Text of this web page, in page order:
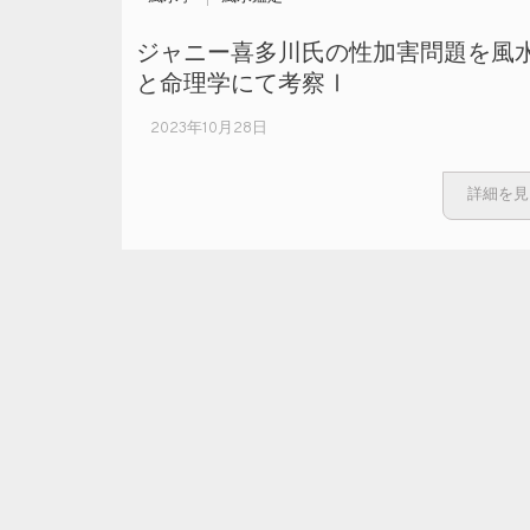
ジャニー喜多川氏の性加害問題を風
と命理学にて考察Ⅰ
2023年10月28日
詳細を